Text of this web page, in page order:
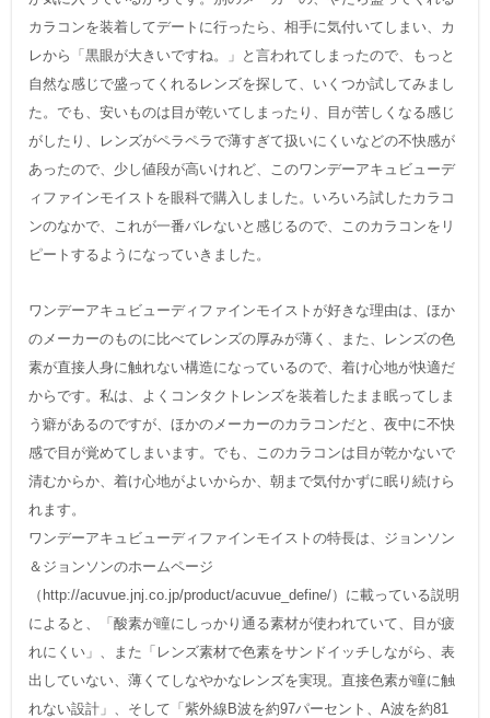
カラコンを装着してデートに行ったら、相手に気付いてしまい、カ
レから「黒眼が大きいですね。」と言われてしまったので、もっと
自然な感じで盛ってくれるレンズを探して、いくつか試してみまし
た。でも、安いものは目が乾いてしまったり、目が苦しくなる感じ
がしたり、レンズがペラペラで薄すぎて扱いにくいなどの不快感が
あったので、少し値段が高いけれど、このワンデーアキュビューデ
ィファインモイストを眼科で購入しました。いろいろ試したカラコ
ンのなかで、これが一番バレないと感じるので、このカラコンをリ
ピートするようになっていきました。
ワンデーアキュビューディファインモイストが好きな理由は、ほか
のメーカーのものに比べてレンズの厚みが薄く、また、レンズの色
素が直接人身に触れない構造になっているので、着け心地が快適だ
からです。私は、よくコンタクトレンズを装着したまま眠ってしま
う癖があるのですが、ほかのメーカーのカラコンだと、夜中に不快
感で目が覚めてしまいます。でも、このカラコンは目が乾かないで
清むからか、着け心地がよいからか、朝まで気付かずに眠り続けら
れます。
ワンデーアキュビューディファインモイストの特長は、ジョンソン
＆ジョンソンのホームページ
（http://acuvue.jnj.co.jp/product/acuvue_define/）に載っている説明
によると、「酸素が瞳にしっかり通る素材が使われていて、目が疲
れにくい」、また「レンズ素材で色素をサンドイッチしながら、表
出していない、薄くてしなやかなレンズを実現。直接色素が瞳に触
れない設計」、そして「紫外線B波を約97パーセント、A波を約81